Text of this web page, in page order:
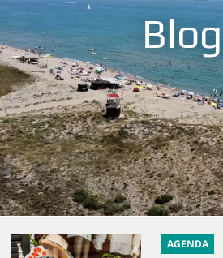
Blog
AGENDA